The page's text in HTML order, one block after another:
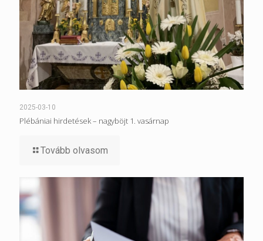
2025-03-10
Plébániai hirdetések – nagyböjt 1. vasárnap
Tovább olvasom